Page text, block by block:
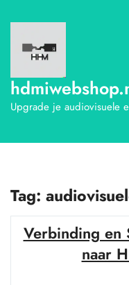
naar
inhoud
Upgrade je audiovisuele
Tag:
Verbinding en
naar